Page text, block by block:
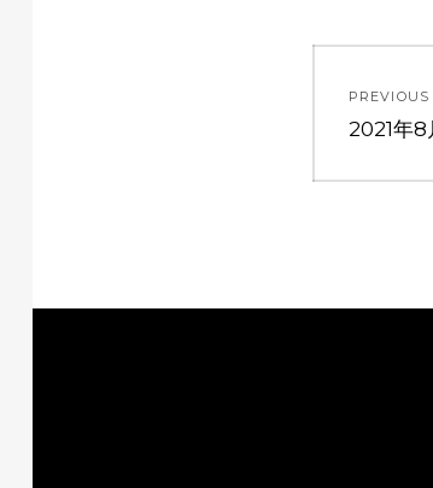
PREVIOUS
2021年8